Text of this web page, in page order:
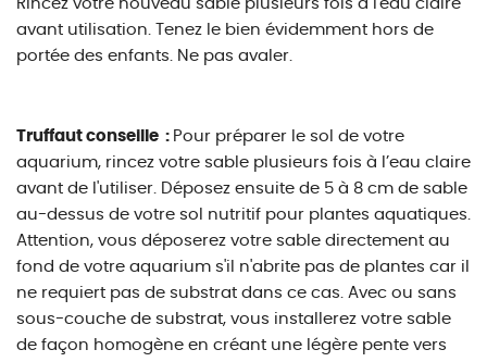
Rincez votre nouveau sable plusieurs fois à l'eau claire
avant utilisation. Tenez le bien évidemment hors de
portée des enfants. Ne pas avaler.
Truffaut conseille : Pour préparer le sol de votre
aquarium, rincez votre sable plusieurs fois à l’eau claire
avant de l'utiliser. Déposez ensuite de 5 à 8 cm de sable
au-dessus de votre sol nutritif pour plantes aquatiques.
Attention, vous déposerez votre sable directement au
fond de votre aquarium s'il n'abrite pas de plantes car il
ne requiert pas de substrat dans ce cas. Avec ou sans
sous-couche de substrat, vous installerez votre sable
de façon homogène en créant une légère pente vers